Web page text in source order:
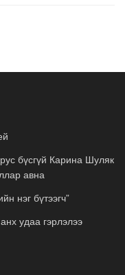
бүсгүй Карина Шуляк
авна
нэг бүтээгч”
удаа гэрлэлээ